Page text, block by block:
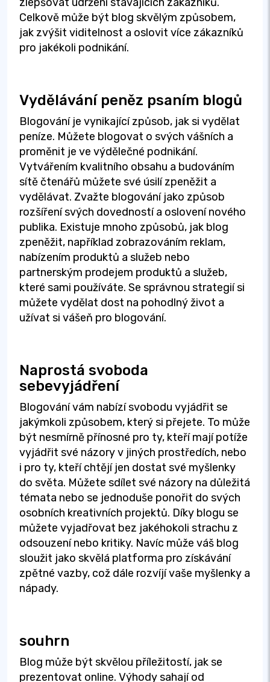
Celkově může být blog skvělým způsobem,
jak zvýšit viditelnost a oslovit více zákazníků
pro jakékoli podnikání.
Vydělávání peněz psaním blogů
Blogování je vynikající způsob, jak si vydělat
peníze. Můžete blogovat o svých vášních a
proměnit je ve výdělečné podnikání.
Vytvářením kvalitního obsahu a budováním
sítě čtenářů můžete své úsilí zpeněžit a
vydělávat. Zvažte blogování jako způsob
rozšíření svých dovedností a oslovení nového
publika. Existuje mnoho způsobů, jak blog
zpeněžit, například zobrazováním reklam,
nabízením produktů a služeb nebo
partnerským prodejem produktů a služeb,
které sami používáte. Se správnou strategií si
můžete vydělat dost na pohodlný život a
užívat si vášeň pro blogování.
Naprostá svoboda
sebevyjádření
Blogování vám nabízí svobodu vyjádřit se
jakýmkoli způsobem, který si přejete. To může
být nesmírně přínosné pro ty, kteří mají potíže
vyjádřit své názory v jiných prostředích, nebo
i pro ty, kteří chtějí jen dostat své myšlenky
do světa. Můžete sdílet své názory na důležitá
témata nebo se jednoduše ponořit do svých
osobních kreativních projektů. Díky blogu se
můžete vyjadřovat bez jakéhokoli strachu z
odsouzení nebo kritiky. Navíc může váš blog
sloužit jako skvělá platforma pro získávání
zpětné vazby, což dále rozvíjí vaše myšlenky a
nápady.
souhrn
Blog může být skvělou příležitostí, jak se
prezentovat online. Výhody sahají od